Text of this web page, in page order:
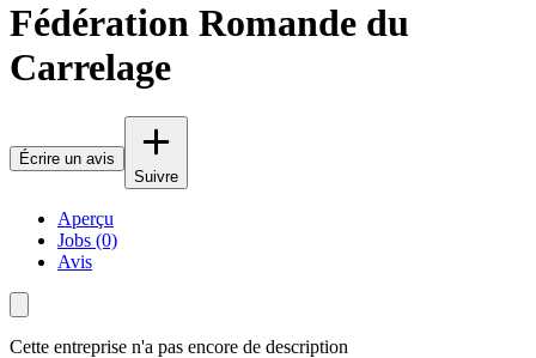
Fédération Romande du
Carrelage
Écrire un avis
Suivre
Aperçu
Jobs (0)
Avis
Cette entreprise n'a pas encore de description